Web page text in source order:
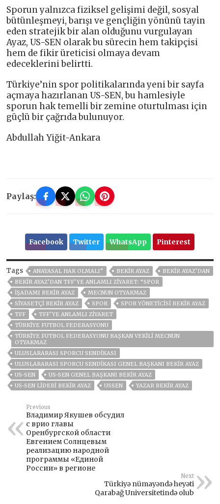
Sporun yalnızca fiziksel gelişimi değil, sosyal
bütünleşmeyi, barışı ve gençliğin yönünü tayin
eden stratejik bir alan olduğunu vurgulayan
Ayaz, US-SEN olarak bu sürecin hem takipçisi
hem de fikir üreticisi olmaya devam
edeceklerini belirtti.
Türkiye’nin spor politikalarında yeni bir sayfa
açmaya hazırlanan US-SEN, bu hamlesiyle
sporun hak temelli bir zemine oturtulması için
güçlü bir çağrıda bulunuyor.
Abdullah Yiğit-Ankara
Paylaş:
Facebook Twitter WhatsApp Pinterest
Tags ANAYASAL HAK OLMALI” BEKİR AYAZ
BEKİR AYAZ’DAN
BEKIR AYAZ’DAN TFF’YE ANLAMLI ZIYARET: “SPOR
IŞADAMI BEKIR AYAZ
MECNUN OTYAKMAZ
SIYASETÇI BEKIR AYAZ
SPOR
SPOR YÖNETICISI BEKIR AYAZ
TFF
TFF’YE ANLAMLI ZIYARET
TÜRKIYE FUTBOL FEDERASYONU
TÜRKIYE FUTBOL FEDERASYONU BAŞKAN VEKILI MECNUN
OTYAKMAZ
ULUSLARARASI SPORCU SENDIKASI
ULUSLARARASI SPORCU SENDIKASI GENEL BAŞKANI BEKIR AYAZ
US-SEN
US-SEN GENEL BAŞKANI BEKIR AYAZ
US-SEN LIDERI BEKIR AYAZ
USSEN YAZAR BEKIR AYAZ
Previous
Владимир Якушев обсудил
с врио главы
Оренбургской области
Евгением Солнцевым
реализацию народной
программы «Единой
России» в регионе
Next
Türkiyə nümayəndə heyəti
Qarabağ Universitetində olub